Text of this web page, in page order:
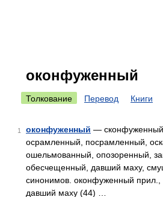
оконфуженный
Толкование Перевод Книги
1 оконфуженный —
осрамленный, посрамленный,
ошельмованный, опозоренный,
обесчещенный, давший маху,
синонимов. оконфуженный прил.,
давший маху (44) …